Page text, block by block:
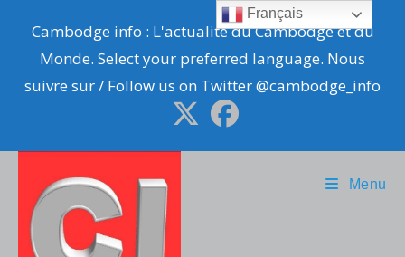
content
Cambodge info : L'actualité du Cambodge et du
Monde. Select your preferred language. Nous
suivre sur / Follow us on Twitter @cambodge_info
Menu
Français